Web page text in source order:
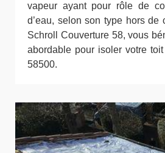
vapeur ayant pour rôle de
d’eau, selon son type hors de
Schroll Couverture 58, vous
abordable pour isoler votre
58500.